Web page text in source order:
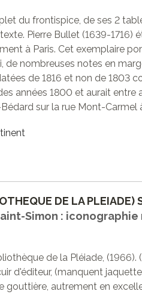
du frontispice, de ses 2
Pierre Bullet (1639-1716)
à Paris. Cet exemplaire
de nombreuses notes en
de 1816 et non de 1803
années 1800 et aurait entre
sur la rue Mont-Carmel
DE LA PLEIADE)
Simon :
de la Pléiade, (1966).
d'éditeur, (manquent
gouttière, autrement en